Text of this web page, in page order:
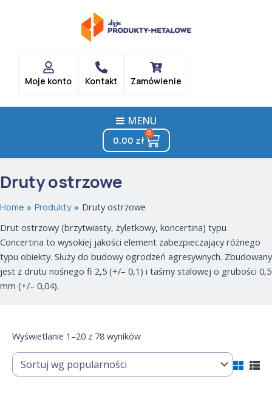
Moje konto Kontakt Zamówienie
MENU
0,00 zł
0
Cart
Druty ostrzowe
Home Produkty
Druty ostrzowe
Drut ostrzowy (brzytwiasty, żyletkowy, koncertina) typu
Concertina to wysokiej jakości element zabezpieczający różnego
typu obiekty. Służy do budowy ogrodzeń agresywnych. Zbudowany
jest z drutu nośnego fi 2,5 (+/– 0,1) i taśmy stalowej o grubości 0,5
mm (+/– 0,04).
Wyświetlanie 1–20 z 78 wyników